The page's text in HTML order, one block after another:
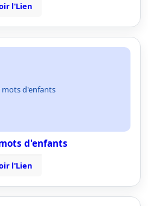
l'Lien
d'enfants
d'enfants
l'Lien